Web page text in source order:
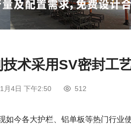
术采用SV密封工
月4日 下午2:50 512
今各大护栏、铝单板等热门行业